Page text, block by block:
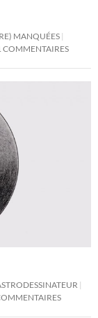
MANQUÉES
COMMENTAIRES